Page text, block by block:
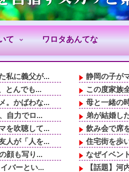
て ワロタあんてな
私に義父が...
とんでも...
。かばわな...
自力でロ...
を吹聴して...
人が「人を...
顔も写り...
バーとい...
静岡の子が
この度家族
母と一緒の
弟が結婚し
飲み会で席
住宅街を歩
なぜイベン
【話題】河